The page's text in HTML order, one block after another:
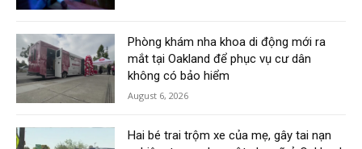
Phòng khám nha khoa di động mới ra
mắt tại Oakland để phục vụ cư dân
không có bảo hiểm
August 6, 2026
Hai bé trai trộm xe của mẹ, gây tai nạn